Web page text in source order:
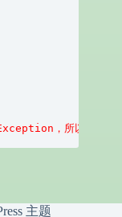
，所以在程
主题